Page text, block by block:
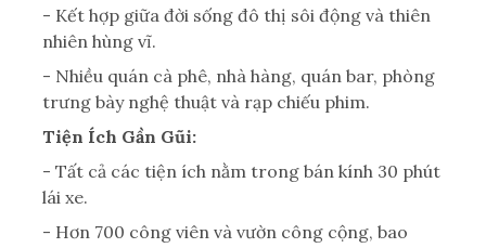
- Kết hợp giữa đời sống đô thị sôi động và thiên
nhiên hùng vĩ.
- Nhiều quán cà phê, nhà hàng, quán bar, phòng
trưng bày nghệ thuật và rạp chiếu phim.
Tiện Ích Gần Gũi:
- Tất cả các tiện ích nằm trong bán kính 30 phút
lái xe.
- Hơn 700 công viên và vườn công cộng, bao